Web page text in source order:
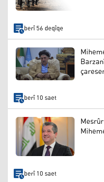
berî 56 deqîqe
berî 10 saet
berî 10 saet